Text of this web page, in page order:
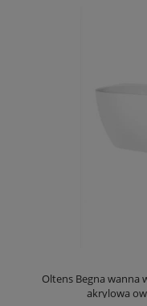
Oltens Begna wanna
akrylowa